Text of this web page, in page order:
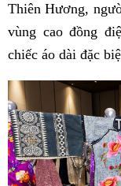
Thiên Hương,
vùng cao đồng
chiếc áo dài đặc